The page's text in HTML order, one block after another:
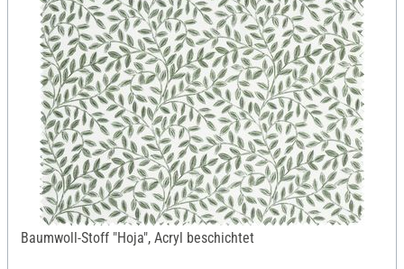
Baumwoll-Stoff "Hoja", Acryl beschichtet